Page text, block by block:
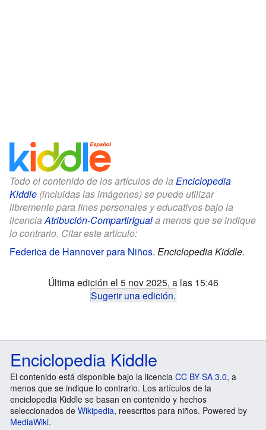
Todo el contenido de los artículos de la Enciclopedia
Kiddle (incluidas las imágenes) se puede utilizar
libremente para fines personales y educativos bajo la
licenciaAtribución-CompartirIguala menos que se indique
lo contrario. Citar este artículo:
Federica de Hannover para Niños. Enciclopedia Kiddle.
Última edición el 5 nov 2025, a las 15:46
Sugerir una edición.
Enciclopedia Kiddle
El contenido está disponible bajo la licencia CC BY-SA 3.0, a
menos que se indique lo contrario. Los artículos de la
enciclopedia Kiddle se basan en contenido y hechos
seleccionados de Wikipedia, reescritos para niños. Powered by
MediaWiki.